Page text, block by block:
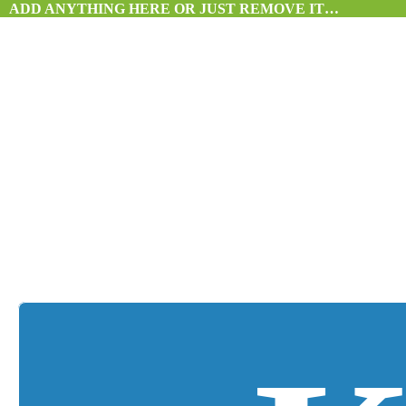
ADD ANYTHING HERE OR JUST REMOVE IT…